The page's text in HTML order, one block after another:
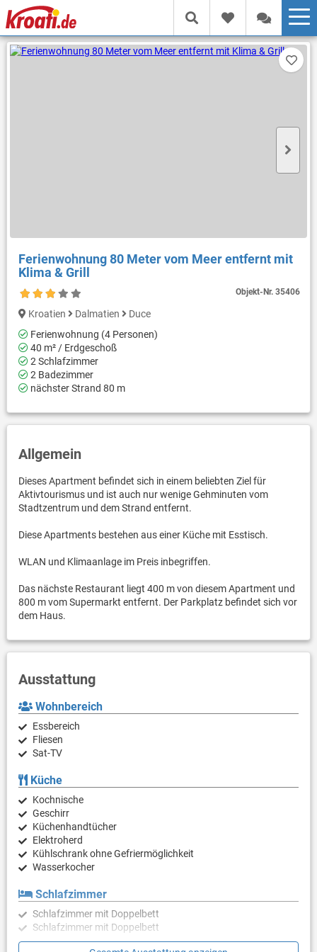
Ferienwohnung 80 Meter vom Meer entfernt mit
Klima & Grill
Objekt-Nr.35406
Kroatien Dalmatien
Duce
Ferienwohnung (4 Personen)
40 m² / Erdgeschoß
2 Schlafzimmer
2 Badezimmer
nächster Strand 80 m
Allgemein
Dieses Apartment befindet sich in einem beliebten Ziel für
Aktivtourismus und ist auch nur wenige Gehminuten vom
Stadtzentrum und dem Strand entfernt.
Diese Apartments bestehen aus einer Küche mit Esstisch.
WLAN und Klimaanlage im Preis inbegriffen.
Das nächste Restaurant liegt 400 m von diesem Apartment und
800 m vom Supermarkt entfernt. Der Parkplatz befindet sich vor
dem Haus.
Ausstattung
Wohnbereich
Essbereich
Fliesen
Sat-TV
Küche
Kochnische
Geschirr
Küchenhandtücher
Elektroherd
Kühlschrank ohne Gefriermöglichkeit
Wasserkocher
Schlafzimmer
Schlafzimmer mit Doppelbett
Schlafzimmer mit Doppelbett